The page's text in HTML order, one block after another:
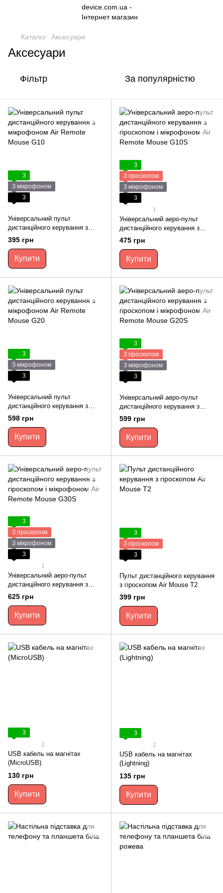
Каталог Аксесуари
Аксесуари
Фільтр За популярністю
3
З мікрофоном
3
Універсальний пульт
дистанційного керування з
мікрофоном Air Remote Mouse
395 грн
Купити
3
З гіроскопом
З мікрофоном
3
1
Універсальний аеро-пульт
дистанційного керування з
гіроскопом і мікрофоном Air
Remote Mouse G10S
475 грн
Купити
3
З мікрофоном
3
Універсальний пульт
дистанційного керування з
мікрофоном Air Remote Mouse
598 грн
Купити
3
З гіроскопом
З мікрофоном
3
Універсальний аеро-пульт
дистанційного керування з
гіроскопом і мікрофоном Air
Remote Mouse G20S
599 грн
Купити
3
З гіроскопом
З мікрофоном
3
1
Універсальний аеро-пульт
дистанційного керування з
гіроскопом і мікрофоном Air
Remote Mouse G30S
625 грн
Купити
3
З гіроскопом
3
Пульт дистанційного керування
з гіроскопом Air Mouse Т2
399 грн
Купити
3
2
USB кабель на магнітах
(MicroUSB)
130 грн
Купити
3
2
USB кабель на магнітах
(Lightning)
135 грн
Купити